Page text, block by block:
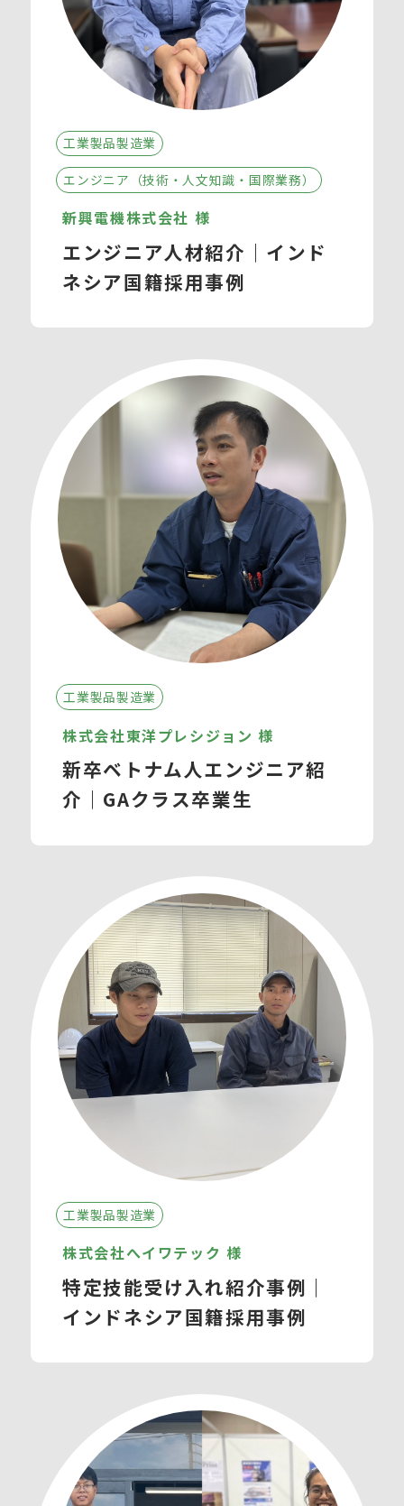
工業製品製造業
エンジニア（技術・人文知識・国際業務）
新興電機株式会社 様
エンジニア人材紹介｜インド
ネシア国籍採用事例
工業製品製造業
株式会社東洋プレシジョン 様
新卒ベトナム人エンジニア紹
介｜GAクラス卒業生
工業製品製造業
株式会社へイワテック 様
特定技能受け入れ紹介事例｜
インドネシア国籍採用事例